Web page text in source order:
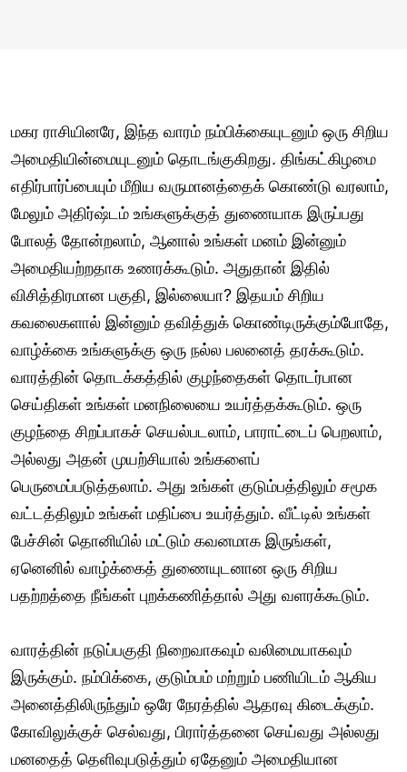
மகர ராசியினரே, இந்த வாரம் நம்பிக்கையுடனும் ஒரு சிறிய
அமைதியின்மையுடனும் தொடங்குகிறது. திங்கட்கிழமை
எதிர்பார்ப்பையும் மீறிய வருமானத்தைக் கொண்டு வரலாம்,
மேலும் அதிர்ஷ்டம் உங்களுக்குத் துணையாக இருப்பது
போலத் தோன்றலாம், ஆனால் உங்கள் மனம் இன்னும்
அமைதியற்றதாக உணரக்கூடும். அதுதான் இதில்
விசித்திரமான பகுதி, இல்லையா? இதயம் சிறிய
கவலைகளால் இன்னும் தவித்துக் கொண்டிருக்கும்போதே,
வாழ்க்கை உங்களுக்கு ஒரு நல்ல பலனைத் தரக்கூடும்.
வாரத்தின் தொடக்கத்தில் குழந்தைகள் தொடர்பான
செய்திகள் உங்கள் மனநிலையை உயர்த்தக்கூடும். ஒரு
குழந்தை சிறப்பாகச் செயல்படலாம், பாராட்டைப் பெறலாம்,
அல்லது அதன் முயற்சியால் உங்களைப்
பெருமைப்படுத்தலாம். அது உங்கள் குடும்பத்திலும் சமூக
வட்டத்திலும் உங்கள் மதிப்பை உயர்த்தும். வீட்டில் உங்கள்
பேச்சின் தொனியில் மட்டும் கவனமாக இருங்கள்,
ஏனெனில் வாழ்க்கைத் துணையுடனான ஒரு சிறிய
பதற்றத்தை நீங்கள் புறக்கணித்தால் அது வளரக்கூடும்.
வாரத்தின் நடுப்பகுதி நிறைவாகவும் வலிமையாகவும்
இருக்கும். நம்பிக்கை, குடும்பம் மற்றும் பணியிடம் ஆகிய
அனைத்திலிருந்தும் ஒரே நேரத்தில் ஆதரவு கிடைக்கும்.
கோவிலுக்குச் செல்வது, பிரார்த்தனை செய்வது அல்லது
மனதைத் தெளிவுபடுத்தும் ஏதேனும் அமைதியான